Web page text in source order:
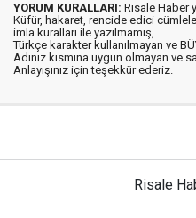
YORUM KURALLARI: Risale Haber
Küfür, hakaret, rencide edici
imla kuralları ile yazılmamış,
Türkçe karakter kullanılmayan ve
Adınız kısmına uygun olmayan ve
Anlayışınız için teşekkür ederiz.
Risale